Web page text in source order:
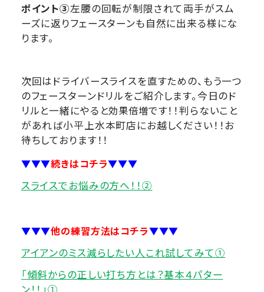
ポイント③左腰の回転が制限されて両手がスム
ーズに返りフェースターンも自然に出来る様にな
ります。
次回はドライバースライスを直すための、もう一つ
のフェースターンドリルをご紹介します。今日のド
リルと一緒にやると効果倍増です！！判らないこと
があれば小平上水本町店にお越しください！！お
待ちしております！！
▼▼▼続きはコチラ▼▼▼
スライスでお悩みの方へ！！②
▼▼▼他の練習方法はコチラ▼▼▼
アイアンのミス減らしたい人これ試してみて①
「傾斜からの正しい打ち方とは？基本４パター
ン！！」①